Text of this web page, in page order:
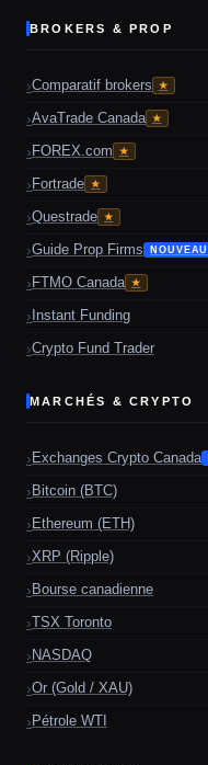
BROKERS & PROP
Comparatif brokers ★
AvaTrade Canada ★
FOREX.com ★
Fortrade ★
Questrade ★
Guide Prop Firms NOUVEAU
FTMO Canada ★
Instant Funding
Crypto Fund Trader
MARCHÉS & CRYPTO
Exchanges Crypto Canada
Bitcoin (BTC)
Ethereum (ETH)
XRP (Ripple)
Bourse canadienne
TSX Toronto
NASDAQ
Or (Gold / XAU)
Pétrole WTI